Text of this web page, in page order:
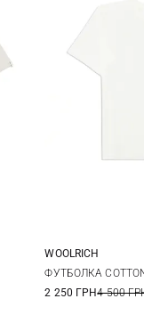
M L
WOOLRICH
ФУТБОЛКА
2 250 ГРН4 500